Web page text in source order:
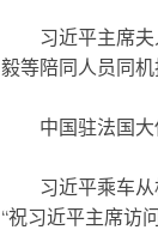
习近平主席夫
毅等陪同人员同机
中国驻法国大
习近平乘车从机
“祝习近平主席访